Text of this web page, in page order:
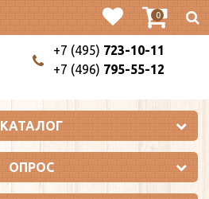
0
+7 (495) 723-10-11
+7 (496) 795-55-12
КАТАЛОГ
ОПРОС